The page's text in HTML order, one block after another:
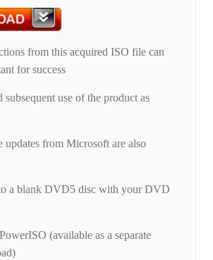
from this acquired ISO file can
for success
subsequent use of the product as
from Microsoft are also
a blank DVD5 disc with your DVD
(available as a separate